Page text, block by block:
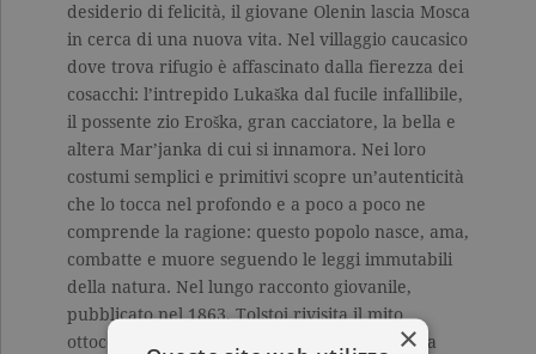
desiderio di felicità, il giovane Olenin lascia Mosca
in cerca di una nuova vita. Nel villaggio caucasico
dove trova rifugio è affascinato dalla fierezza dei
cosacchi: l’intrepido Lukaška dal fucile infallibile,
il possente zio Eroška, gran cacciatore, la bella e
altera Mar’janka di cui si innamora. Nei loro
costumi semplici e primitivi scopre un’autenticità
che lo tocca nel profondo e a poco a poco ne
comprende la ragione: questo popolo nasce, ama,
combatte e muore seguendo le leggi immutabili
della natura. Nel lungo racconto giovanile,
pubblicato nel 1863, Tolstoj rivisita il mito
ottocentesco dell’eroe romantico in fuga dalla
×